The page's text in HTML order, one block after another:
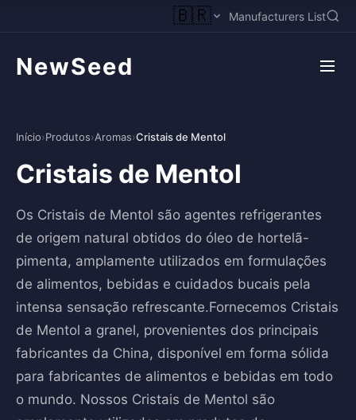
🇧🇷 Manufacturers List
NewSeed
Início›Produtos›Aromas›Cristais de Mentol
Cristais de Mentol
Os Cristais de Mentol são agentes refrigerantes
de origem natural obtidos do óleo de hortelã-
pimenta, amplamente utilizados em formulações
de alimentos, bebidas e cuidados bucais pela
intensa sensação refrescante.Fornecemos Cristais
de Mentol a granel, provenientes dos principais
fabricantes da China, disponível em forma sólida
para fabricantes de alimentos e bebidas em todo
o mundo. Nossos Cristais de Mentol são